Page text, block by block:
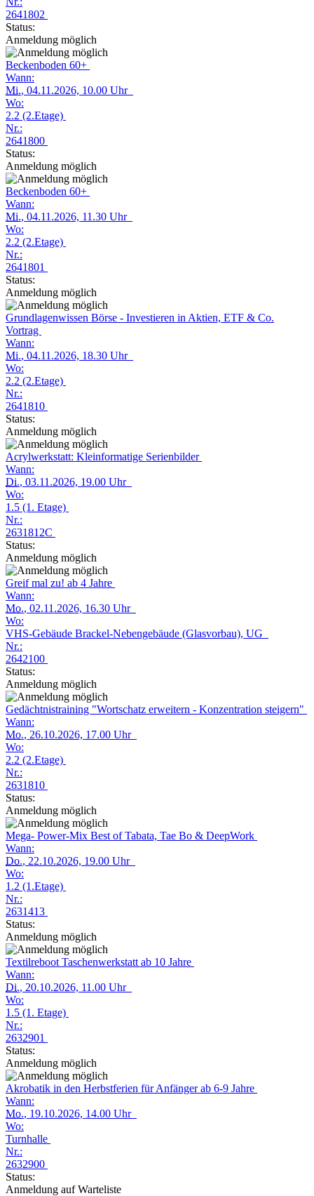
2641802
Status:
Anmeldung möglich
Beckenboden 60+
Wann:
Mi., 04.11.2026, 10.00 Uhr
Wo:
2.2 (2.Etage)
Nr.:
2641800
Status:
Anmeldung möglich
Beckenboden 60+
Wann:
Mi., 04.11.2026, 11.30 Uhr
Wo:
2.2 (2.Etage)
Nr.:
2641801
Status:
Anmeldung möglich
Grundlagenwissen Börse - Investieren in Aktien, ETF & Co.
Vortrag
Wann:
Mi., 04.11.2026, 18.30 Uhr
Wo:
2.2 (2.Etage)
Nr.:
2641810
Status:
Anmeldung möglich
Acrylwerkstatt: Kleinformatige Serienbilder
Wann:
Di., 03.11.2026, 19.00 Uhr
Wo:
1.5 (1. Etage)
Nr.:
2631812C
Status:
Anmeldung möglich
Greif mal zu! ab 4 Jahre
Wann:
Mo., 02.11.2026, 16.30 Uhr
Wo:
VHS-Gebäude Brackel-Nebengebäude (Glasvorbau), UG
Nr.:
2642100
Status:
Anmeldung möglich
Gedächtnistraining "Wortschatz erweitern - Konzentration steigern"
Wann:
Mo., 26.10.2026, 17.00 Uhr
Wo:
2.2 (2.Etage)
Nr.:
2631810
Status:
Anmeldung möglich
Mega- Power-Mix Best of Tabata, Tae Bo & DeepWork
Wann:
Do., 22.10.2026, 19.00 Uhr
Wo:
1.2 (1.Etage)
Nr.:
2631413
Status:
Anmeldung möglich
Textilreboot Taschenwerkstatt ab 10 Jahre
Wann:
Di., 20.10.2026, 11.00 Uhr
Wo:
1.5 (1. Etage)
Nr.:
2632901
Status:
Anmeldung möglich
Akrobatik in den Herbstferien für Anfänger ab 6-9 Jahre
Wann:
Mo., 19.10.2026, 14.00 Uhr
Wo:
Turnhalle
Nr.:
2632900
Status:
Anmeldung auf Warteliste